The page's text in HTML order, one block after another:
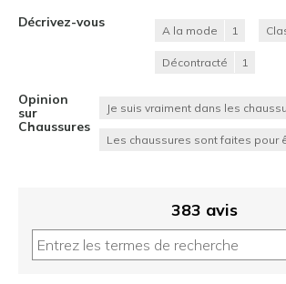
Décrivez-vous
A la mode 1
Décontracté 1
Opinion
sur
Chaussures
Je suis vraiment dans les
Les chaussures sont faites pour
383 avis